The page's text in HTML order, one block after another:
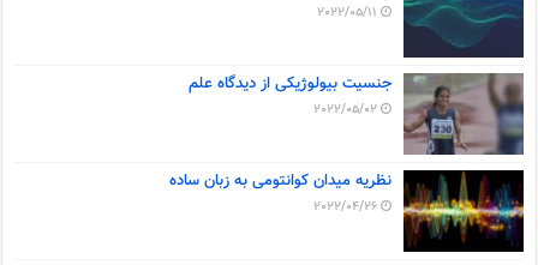
2022/05/11
جنسیت بیولوژیکی از دیدگاه علم
2022/05/02
نظریه میدان کوانتومی به زبان ساده
2022/04/26